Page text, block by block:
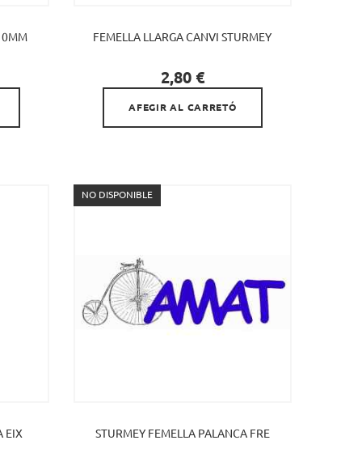
FEMELLA LLARGA CANVI STURMEY
Preu
2,80 €

AFEGIR AL CARRETÓ
EIX
NO DISPONIBLE
STURMEY FEMELLA PALANCA FRE